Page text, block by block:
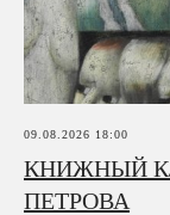
09.08.2026 18:00
КНИЖНЫЙ
ПЕТРОВА